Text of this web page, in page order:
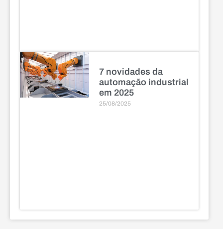
7 novidades da
automação industrial
em 2025
25/08/2025